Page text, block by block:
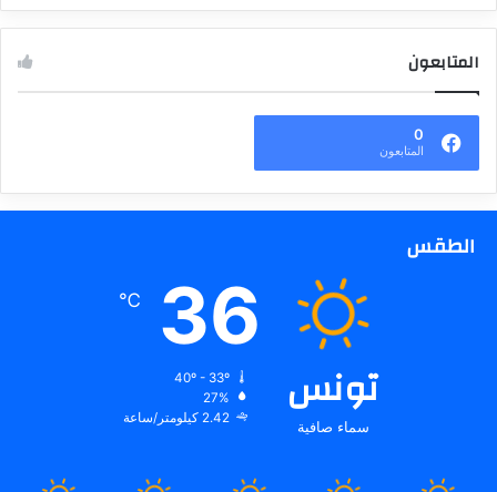
المتابعون
0
المتابعون
الطقس
تونس
سماء صافية
36
℃
27%
2.42 كيلومتر/ساعة